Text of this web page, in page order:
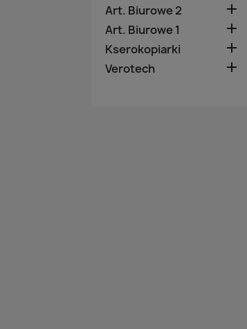
Art. Biurowe 2 
Art. Biurowe 1 
Kserokopiarki 
Verotech 